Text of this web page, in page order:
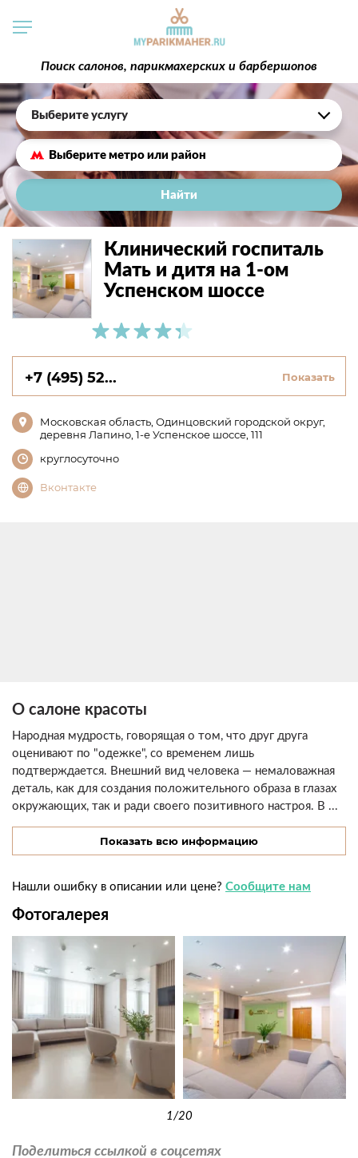
Поиск салонов, парикмахерских и барбершопов
Выберите услугу
Найти
Клинический госпиталь
Мать и дитя на 1-ом
Успенском шоссе
+7 (495) 52... Показать
Московская область, Одинцовский городской округ,
деревня Лапино, 1-е Успенское шоссе, 111
круглосуточно
Вконтакте
О салоне красоты
Народная мудрость, говорящая о том, что друг друга
оценивают по "одежке", со временем лишь
подтверждается. Внешний вид человека — немаловажная
деталь, как для создания положительного образа в глазах
окружающих, так и ради своего позитивного настроя. В ...
Показать всю информацию
Нашли ошибку в описании или цене? Сообщите нам
Фотогалерея
1/20
Поделиться ссылкой в соцсетях